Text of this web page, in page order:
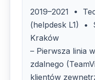
2019–2021 •
(helpdesk L1) •
Kraków
– Pierwsza linia
zdalnego
klientów